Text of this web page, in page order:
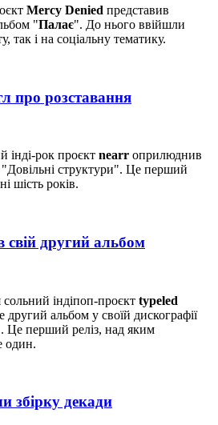
Mercy Denied представив
"Палає". До нього ввійшли
так і на соціальну тематику.
про розставання
інді-рок проєкт nearr оприлюднив
структури". Це перший
шість років.
другий альбом
індіпоп-проєкт typeled
альбом у своїй дискографії
Це перший реліз, над яким
один.
збірку декади